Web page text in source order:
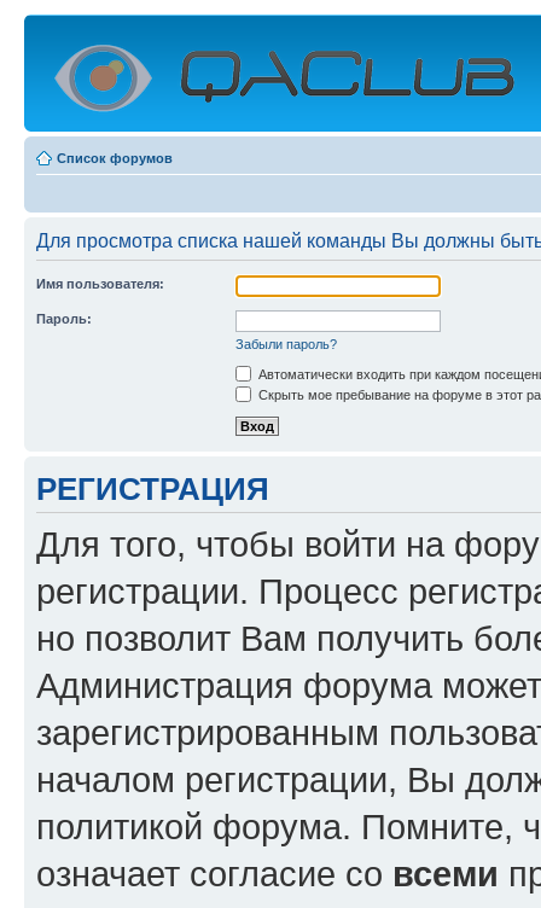
Список форумов
Для просмотра списка нашей команды Вы должны
Имя пользователя:
Пароль:
Забыли пароль?
Автоматически входить при каждом
Скрыть мое пребывание на форуме в этот
РЕГИСТРАЦИЯ
Для того, чтобы войти на
регистрации. Процесс
но позволит Вам получить
Администрация форума может
зарегистрированным
началом регистрации, Вы
политикой форума. Помните,
означает согласие со всеми